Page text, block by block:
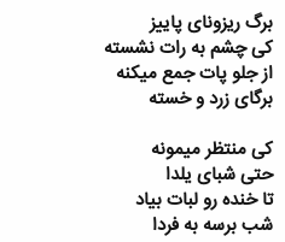
برگ ریزونای پاییز
کی چشم به رات نشسته
از جلو پات جمع میکنه
برگای زرد و خسته
کی منتظر میمونه
حتی شبای یلدا
تا خنده رو لبات بیاد
شب برسه به فردا